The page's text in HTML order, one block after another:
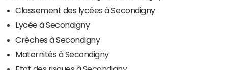
Classement des lycées à Secondigny
Lycée à Secondigny
Crèches à Secondigny
Maternités à Secondigny